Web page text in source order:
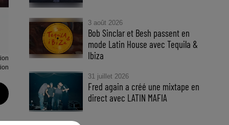
3 août 2026
Bob Sinclar et Besh passent en
mode Latin House avec Tequila &
Ibiza
31 juillet 2026
Fred again a créé une mixtape en
direct avec LATIN MAFIA